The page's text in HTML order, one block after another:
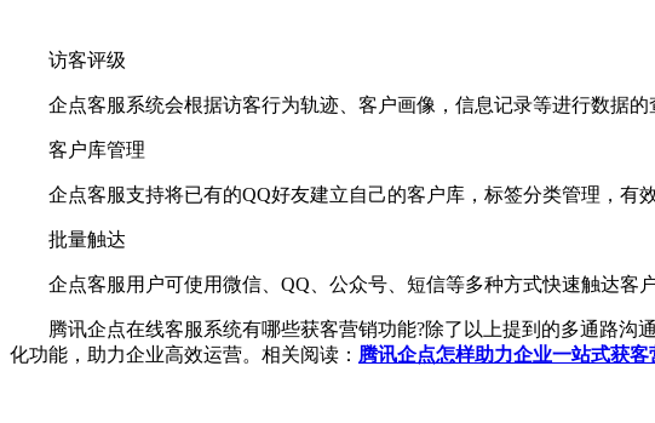
访客评级
企点客服系统会根据访客行为轨迹、客户画像，信息记录等进行数据的
客户库管理
企点客服支持将已有的QQ好友建立自己的客户库，标签分类管理，有
批量触达
企点客服用户可使用微信、QQ、公众号、短信等多种方式快速触达客
腾讯企点在线客服系统有哪些获客营销功能?除了以上提到的多通路沟
化功能，助力企业高效运营。相关阅读： 腾讯企点怎样助力企业一站式获客